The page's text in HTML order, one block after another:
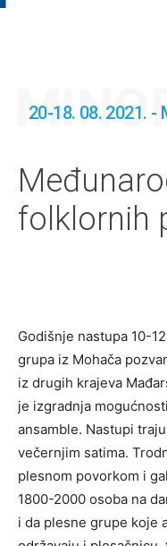
20-18. 08. 2021. -
folklornih
Godišnje nastupa 10-
grupa iz Mohača
iz drugih krajeva
je izgradnja
ansamble. Nastupi
večernjim satima.
plesnom povorkom i
1800-2000 osoba na
i da plesne grupe koje